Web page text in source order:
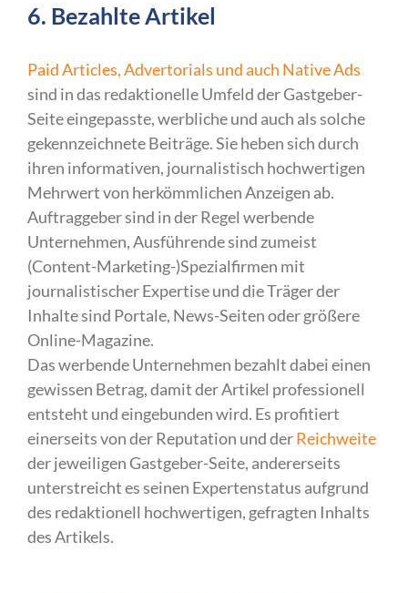
6. Bezahlte Artikel
Paid Articles, Advertorials und auch Native Ads
sind in das redaktionelle Umfeld der Gastgeber-
Seite eingepasste, werbliche und auch als solche
gekennzeichnete Beiträge. Sie heben sich durch
ihren informativen, journalistisch hochwertigen
Mehrwert von herkömmlichen Anzeigen ab.
Auftraggeber sind in der Regel werbende
Unternehmen, Ausführende sind zumeist
(Content-Marketing-)Spezialfirmen mit
journalistischer Expertise und die Träger der
Inhalte sind Portale, News-Seiten oder größere
Online-Magazine.
Das werbende Unternehmen bezahlt dabei einen
gewissen Betrag, damit der Artikel professionell
entsteht und eingebunden wird. Es profitiert
einerseits von der Reputation und derReichweite
der jeweiligen Gastgeber-Seite, andererseits
unterstreicht es seinen Expertenstatus aufgrund
des redaktionell hochwertigen, gefragten Inhalts
des Artikels.